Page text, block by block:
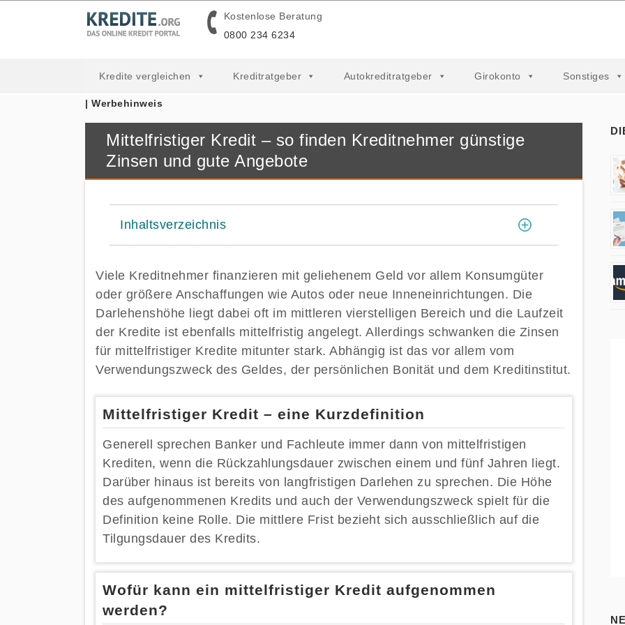
Kostenlose Beratung
0800 234 6234
Kredite vergleichen Kreditratgeber Autokreditratgeber Girokonto Sonstiges
| Werbehinweis
Mittelfristiger Kredit – so finden Kreditnehmer günstige
Zinsen und gute Angebote
Inhaltsverzeichnis
Viele Kreditnehmer finanzieren mit geliehenem Geld vor allem Konsumgüter
oder größere Anschaffungen wie Autos oder neue Inneneinrichtungen. Die
Darlehenshöhe liegt dabei oft im mittleren vierstelligen Bereich und die Laufzeit
der Kredite ist ebenfalls mittelfristig angelegt. Allerdings schwanken die Zinsen
für mittelfristiger Kredite mitunter stark. Abhängig ist das vor allem vom
Verwendungszweck des Geldes, der persönlichen Bonität und dem Kreditinstitut.
Mittelfristiger Kredit – eine Kurzdefinition
Generell sprechen Banker und Fachleute immer dann von mittelfristigen
Krediten, wenn die Rückzahlungsdauer zwischen einem und fünf Jahren liegt.
Darüber hinaus ist bereits von langfristigen Darlehen zu sprechen. Die Höhe
des aufgenommenen Kredits und auch der Verwendungszweck spielt für die
Definition keine Rolle. Die mittlere Frist bezieht sich ausschließlich auf die
Tilgungsdauer des Kredits.
Wofür kann ein mittelfristiger Kredit aufgenommen
werden?